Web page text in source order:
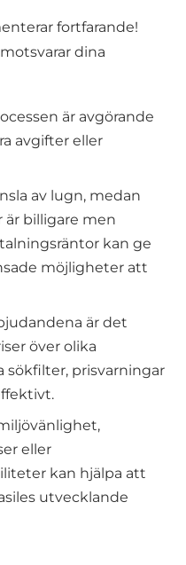
fortfarande!
dina
är avgörande
avgifter eller
av lugn, medan
är billigare men
kan ge
möjligheter att
är det
över olika
sökfilter, prisvarningar
eller
kan hjälpa att
utvecklande